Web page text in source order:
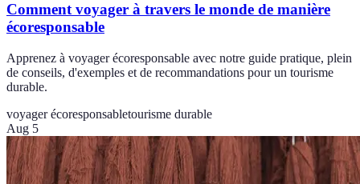
Comment voyager à travers le monde de manière
écoresponsable
Apprenez à voyager écoresponsable avec notre guide pratique, plein
de conseils, d'exemples et de recommandations pour un tourisme
durable.
voyager écoresponsabletourisme durable
Aug 5